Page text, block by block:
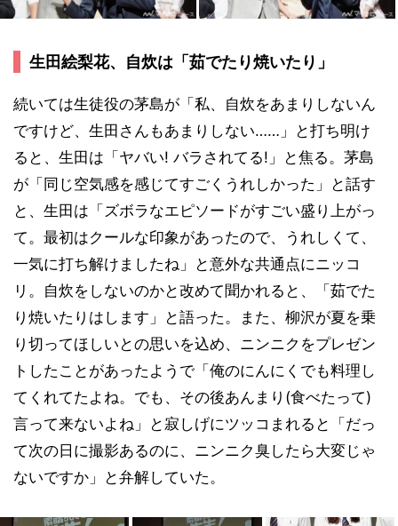
生田絵梨花、自炊は「茹でたり焼いたり」
続いては生徒役の茅島が「私、自炊をあまりしないん
ですけど、生田さんもあまりしない……」と打ち明け
ると、生田は「ヤバい! バラされてる!」と焦る。茅島
が「同じ空気感を感じてすごくうれしかった」と話す
と、生田は「ズボラなエピソードがすごい盛り上がっ
て。最初はクールな印象があったので、うれしくて、
一気に打ち解けましたね」と意外な共通点にニッコ
リ。自炊をしないのかと改めて聞かれると、「茹でた
り焼いたりはします」と語った。また、柳沢が夏を乗
り切ってほしいとの思いを込め、ニンニクをプレゼン
トしたことがあったようで「俺のにんにくでも料理し
てくれてたよね。でも、その後あんまり(食べたって)
言って来ないよね」と寂しげにツッコまれると「だっ
て次の日に撮影あるのに、ニンニク臭したら大変じゃ
ないですか」と弁解していた。